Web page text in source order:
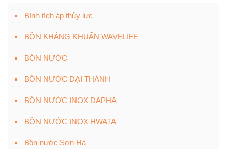
Bình tích áp thủy lực
BỒN KHÁNG KHUẨN WAVELIFE
BỒN NƯỚC
BỒN NƯỚC ĐẠI THÀNH
BỒN NƯỚC INOX DAPHA
BỒN NƯỚC INOX HWATA
Bồn nước Sơn Hà